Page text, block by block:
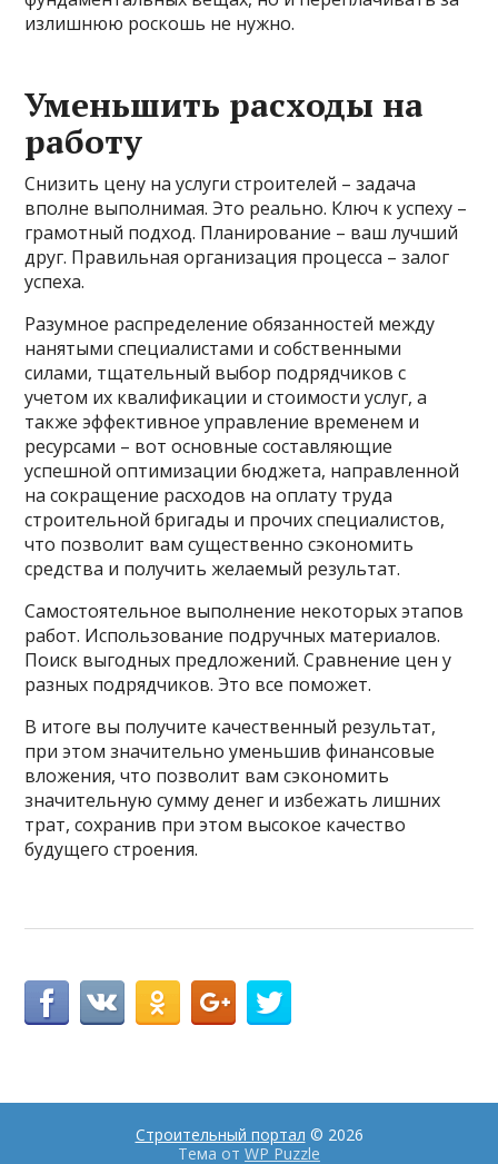
излишнюю роскошь не нужно.
Уменьшить расходы на
работу
Снизить цену на услуги строителей – задача
вполне выполнимая. Это реально. Ключ к успеху –
грамотный подход. Планирование – ваш лучший
друг. Правильная организация процесса – залог
успеха.
Разумное распределение обязанностей между
нанятыми специалистами и собственными
силами, тщательный выбор подрядчиков с
учетом их квалификации и стоимости услуг, а
также эффективное управление временем и
ресурсами – вот основные составляющие
успешной оптимизации бюджета, направленной
на сокращение расходов на оплату труда
строительной бригады и прочих специалистов,
что позволит вам существенно сэкономить
средства и получить желаемый результат.
Самостоятельное выполнение некоторых этапов
работ. Использование подручных материалов.
Поиск выгодных предложений. Сравнение цен у
разных подрядчиков. Это все поможет.
В итоге вы получите качественный результат,
при этом значительно уменьшив финансовые
вложения, что позволит вам сэкономить
значительную сумму денег и избежать лишних
трат, сохранив при этом высокое качество
будущего строения.
Строительный портал © 2026
Тема от WP Puzzle